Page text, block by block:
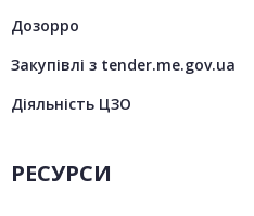
Дозорро
Закупівлі з tender.me.gov.ua
Діяльність ЦЗО
РЕСУРСИ